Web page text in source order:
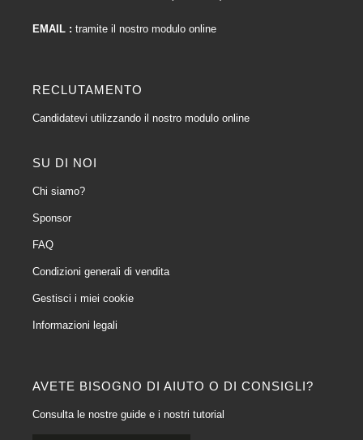
AVETE BISOGNO DI AIUTO O DI CONSIGLI?
Consulta le nostre guide e i nostri tutorial
EMAIL : tramite il nostro modulo online
RECLUTAMENTO
Candidatevi utilizzando il nostro modulo online
SU DI NOI
Chi siamo?
Sponsor
FAQ
Condizioni generali di vendita
Gestisci i miei cookie
Informazioni legali